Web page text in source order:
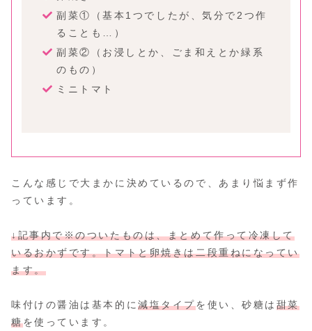
副菜①（基本1つでしたが、気分で2つ作
ることも…）
副菜②（お浸しとか、ごま和えとか緑系
のもの）
ミニトマト
こんな感じで大まかに決めているので、あまり悩まず作
っています。
↓記事内で※のついたものは、まとめて作って冷凍して
いるおかずです。トマトと卵焼きは二段重ねになってい
ます。
味付けの醤油は基本的に減塩タイプを使い、砂糖は 甜菜
糖を使っています。